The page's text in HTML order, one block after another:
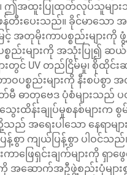
အထူးပြုထုတ်လုပ်သူများသ
ဖန်တီးပေးသည်။ ခိုင်မာသ
တုမိုးကာပစ္စည်းများကို ဖွံ့
ပစ္စည်းများကို အသုံးပြု၍
ားတွင် UV တည်ငြိမ်မှု၊ စို
ပစ္စည်းများကို နီးစပ်စွာ
မီ ဓာတုဗေဒ ပုံစံများသည် ပ
ထိန်းချုပ်မှုစနစ်များက
ေးပါသော နေရာများဖြစ်
ပြန့်စွာ ကျယ်ပြန့်စွာ ပါဝ
ဖြေရှင်းချက်များကို ရှာဖွ
အဆောက်အဦဖွဲ့စည်းပုံမျာ